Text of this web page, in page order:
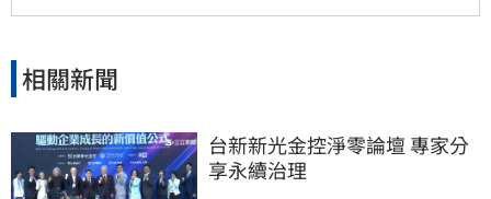
相關新聞
台新新光金控淨零論壇 專家分
享永續治理